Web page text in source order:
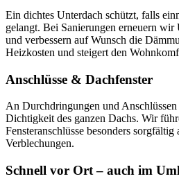
Ein dichtes Unterdach schützt, falls
gelangt. Bei Sanierungen erneuern
und verbessern auf Wunsch die
Heizkosten und steigert den
Anschlüsse & Dachfenster
An Durchdringungen und Anschlüssen
Dichtigkeit des ganzen Dachs. Wir
Fensteranschlüsse besonders sorgfältig
Verblechungen.
Schnell vor Ort – auch im